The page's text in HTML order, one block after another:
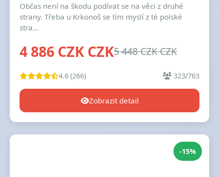
Občas není na škodu podívat se na věci z druhé
strany. Třeba u Krkonoš se tím myslí z té polské
stra...
4 886 CZK CZK5 448 CZK CZK
4.6 (266) 323/763
Zobrazit detail
-15%